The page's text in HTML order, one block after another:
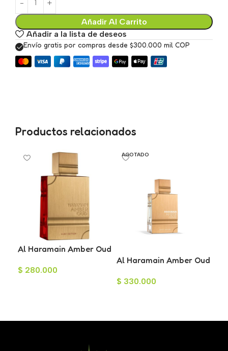
Añadir Al Carrito
Añadir a la lista de deseos
Envío gratis por compras desde $300.000 mil COP
Productos relacionados
Al Haramain Amber Oud
100ml
$ 280.000
AGOTADO
Al Haramain Amber Oud
60 ml
$ 330.000